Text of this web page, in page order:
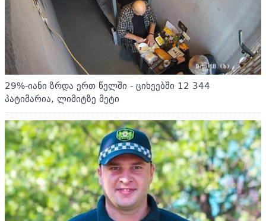
29%-იანი ზრდა ერთ წელში - ციხეებში 12 344
პატიმარია, ლიმიტზე მეტი